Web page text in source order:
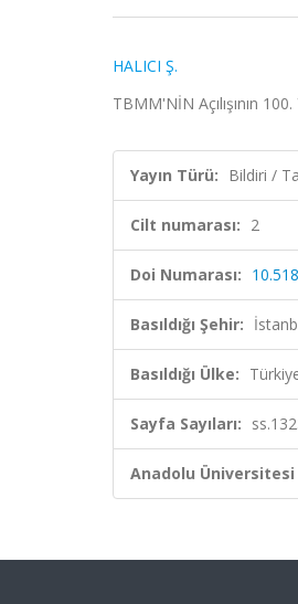
HALICI Ş.
TBMM'NİN Açılışının
Yayın Türü: Bildiri /
Cilt numarası: 2
Doi Numarası:
Basıldığı Şehir:
Basıldığı Ülke:
Sayfa Sayıları:
Anadolu Üniversitesi